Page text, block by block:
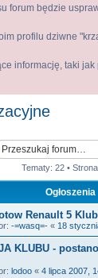
forum będzie
profilu dziwne
informację, taki jak
Tematy: 22 • Strona
Ogłoszenia
Renault 5
-=wasq=- « 18
KLUBU -
lodoo « 4 lipca 2007,